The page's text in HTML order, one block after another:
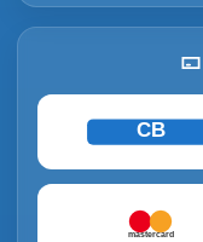
CB
mastercard